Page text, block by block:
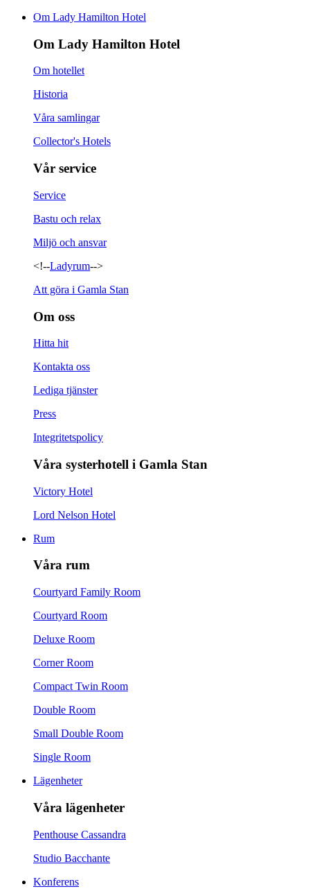
Om Lady Hamilton Hotel
Om Lady Hamilton Hotel
Om hotellet
Historia
Våra samlingar
Collector's Hotels
Vår service
Service
Bastu och relax
Miljö och ansvar
<!--Ladyrum-->
Att göra i Gamla Stan
Om oss
Hitta hit
Kontakta oss
Lediga tjänster
Press
Integritetspolicy
Våra systerhotell i Gamla Stan
Victory Hotel
Lord Nelson Hotel
Rum
Våra rum
Courtyard Family Room
Courtyard Room
Deluxe Room
Corner Room
Compact Twin Room
Double Room
Small Double Room
Single Room
Lägenheter
Våra lägenheter
Penthouse Cassandra
Studio Bacchante
Konferens